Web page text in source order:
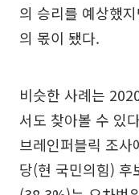
의 승리를 예상했
의 몫이 됐다.
비슷한 사례는
서도 찾아볼 수 있
브레인퍼블릭 조
당(현 국민의힘)